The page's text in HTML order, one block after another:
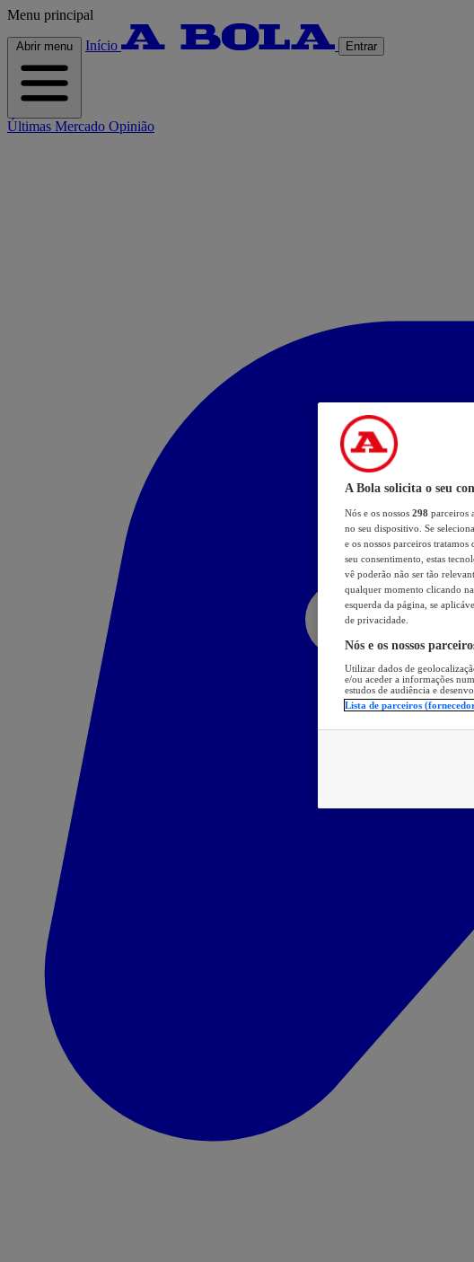
Menu principal
Abrir menu Início Entrar
Últimas Mercado Opinião
A Bola solicita o seu
Nós e os nossos 298 parceiros
no seu dispositivo. Se
e os nossos parceiros
seu consentimento, estas
vê poderão não ser tão
qualquer momento clicando
esquerda da página, se
de privacidade.
Nós e os nossos
Utilizar dados de
e/ou aceder a informações
estudos de audiência e
Lista de parceiros